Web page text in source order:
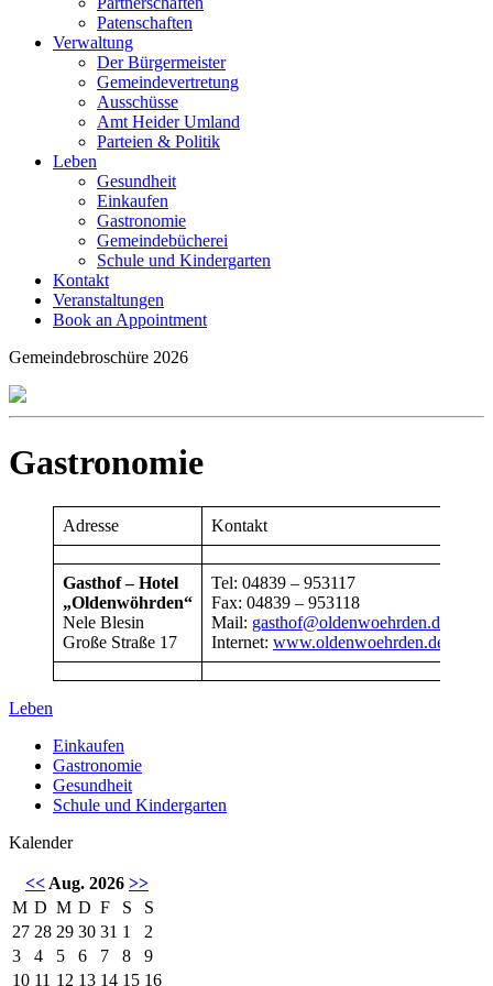
Patenschaften
Verwaltung
Der Bürgermeister
Gemeindevertretung
Ausschüsse
Amt Heider Umland
Parteien & Politik
Leben
Gesundheit
Einkaufen
Gastronomie
Gemeindebücherei
Schule und Kindergarten
Kontakt
Veranstaltungen
Book an Appointment
Gemeindebroschüre 2026
Gastronomie
Adresse Kontakt
Gasthof – Hotel
„Oldenwöhrden“
Nele Blesin
Große Straße 17
Tel: 04839 – 953117
Fax: 04839 – 953118
Mail: gasthof@oldenwoehrden.de
Internet: www.oldenwoehrden.de
Leben
Einkaufen
Gastronomie
Gesundheit
Schule und Kindergarten
Kalender
<< Aug. 2026 >>
M D M D F S
S
27 28 29 30 31 1
2
3
4 5 6 7 8
9
10 11 12 13 14 15 16